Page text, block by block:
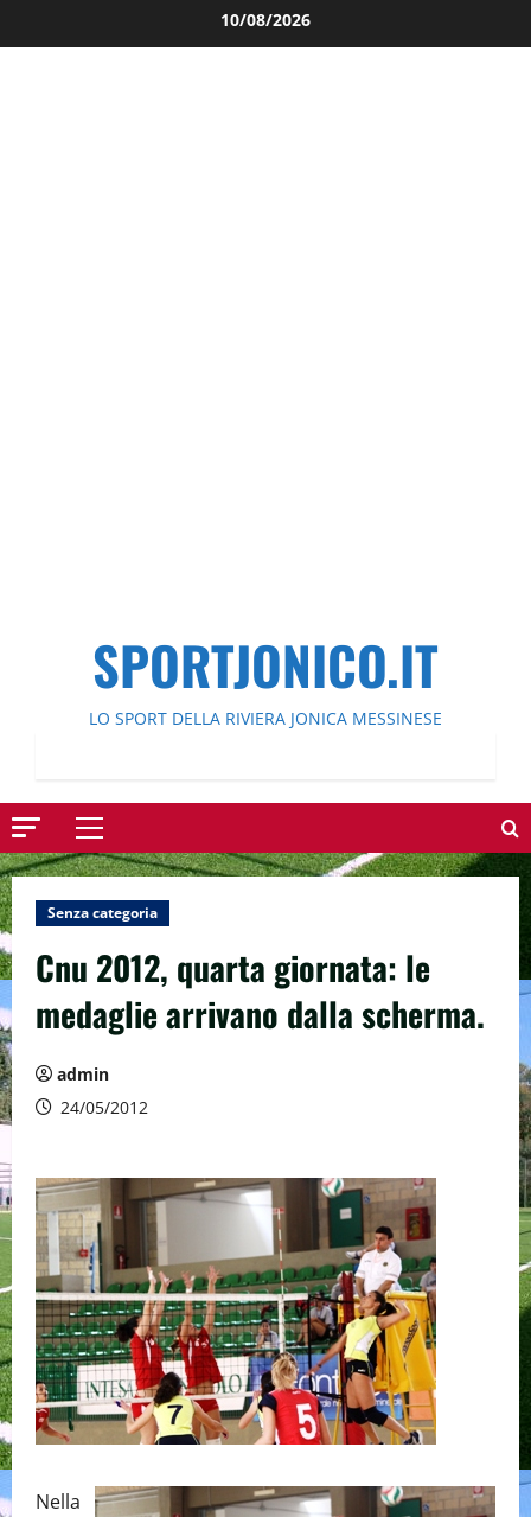
al
10/08/2026
SPORTJONICO.IT
LO SPORT DELLA RIVIERA JONICA MESSINESE
Menu
principale
Senza categoria
Cnu 2012, quarta giornata: le
medaglie arrivano dalla scherma.
admin
24/05/2012
Nella